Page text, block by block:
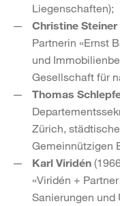
Liegenschaften);
Christine Steiner
Partnerin «Ernst
und
Gesellschaft für
Thomas
Zürich,
Gemeinnützigen
Karl Viridén
«Viridén +
Sanierungen und